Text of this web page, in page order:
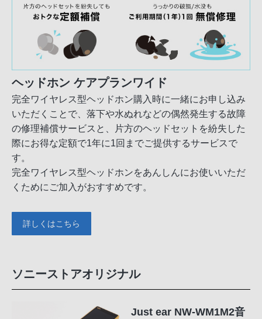
ヘッドホン ケアプランワイド
完全ワイヤレス型ヘッドホン購入時に一緒にお申し込み
いただくことで、落下や水ぬれなどの偶然発生する故障
の修理補償サービスと、片方のヘッドセットを紛失した
際にお得な定額で1年に1回までご提供するサービスで
す。
完全ワイヤレス型ヘッドホンをあんしんにお使いいただ
くためにご加入がおすすめです。
詳しくはこちら
ソニーストアオリジナル
Just ear NW-WM1M2音